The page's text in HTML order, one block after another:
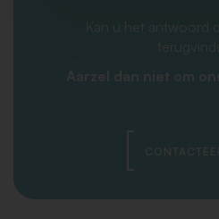
Kan u het antwoord
Aarzel dan niet om